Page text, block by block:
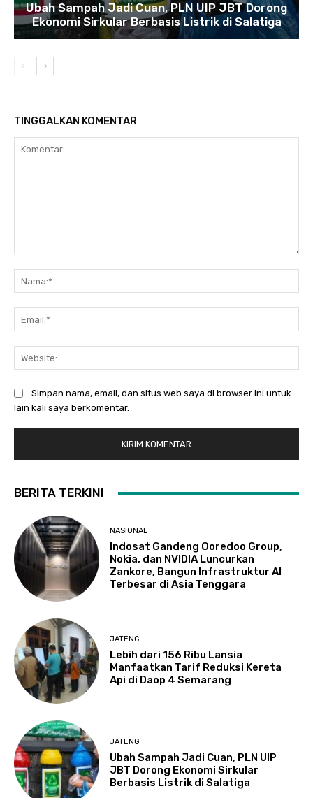
Ubah Sampah Jadi Cuan, PLN UIP JBT Dorong
Ekonomi Sirkular Berbasis Listrik di Salatiga
TINGGALKAN KOMENTAR
Simpan nama, email, dan situs web saya di browser ini untuk
lain kali saya berkomentar.
BERITA TERKINI
NASIONAL
Indosat Gandeng Ooredoo Group,
Nokia, dan NVIDIA Luncurkan
Zankore, Bangun Infrastruktur AI
Terbesar di Asia Tenggara
JATENG
Lebih dari 156 Ribu Lansia
Manfaatkan Tarif Reduksi Kereta
Api di Daop 4 Semarang
JATENG
Ubah Sampah Jadi Cuan, PLN UIP
JBT Dorong Ekonomi Sirkular
Berbasis Listrik di Salatiga